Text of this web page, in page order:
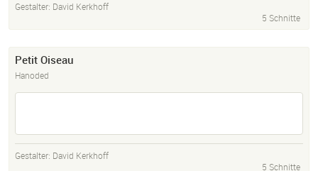
Gestalter: David Kerkhoff
5 Schnitte
Petit Oiseau
Hanoded
Gestalter: David Kerkhoff
5 Schnitte